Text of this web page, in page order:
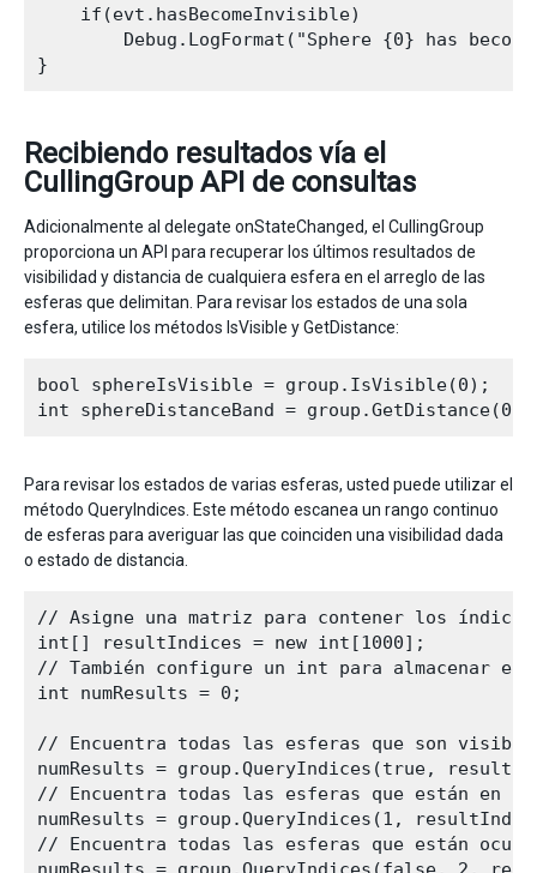
    if(evt.hasBecomeInvisible)
Debug.LogFormat("Sphere {0} has
Recibiendo resultados vía el
CullingGroup API de consultas
Adicionalmente al delegate onStateChanged, el CullingGroup
proporciona un API para recuperar los últimos resultados de
visibilidad y distancia de cualquiera esfera en el arreglo de las
esferas que delimitan. Para revisar los estados de una sola
esfera, utilice los métodos IsVisible y GetDistance:
bool sphereIsVisible = group.IsVisible(0);
Para revisar los estados de varias esferas, usted puede utilizar el
método QueryIndices. Este método escanea un rango continuo
de esferas para averiguar las que coinciden una visibilidad dada
o estado de distancia.
// Asigne una matriz para contener los índices
int[] resultIndices = new int[1000];
// También configure un int para almacenar el
int numResults = 0;
// Encuentra todas las esferas que son
numResults = group.QueryIndices(true,
// Encuentra todas las esferas que están en
numResults = group.QueryIndices(1,
// Encuentra todas las esferas que están